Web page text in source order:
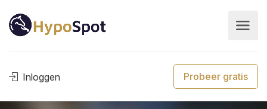
Inloggen Probeer gratis